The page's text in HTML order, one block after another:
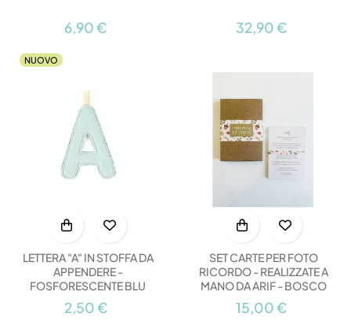
6,90 € 32,90 €
NUOVO
LETTERA "A" IN STOFFA DA
APPENDERE -
FOSFORESCENTE BLU
2,50 €
SET CARTE PER FOTO
RICORDO - REALIZZATE A
MANO DA ARIF - BOSCO
15,00 €